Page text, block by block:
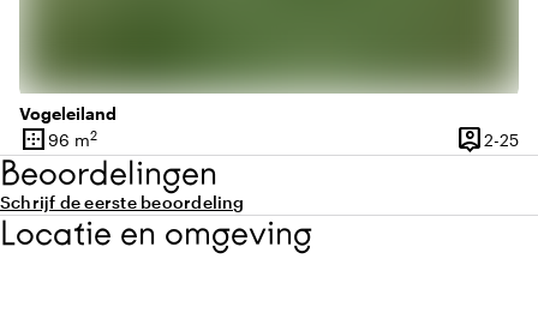
Vogeleiland
border_outer
Oppervlakte
96 m2 person_pin2-252
Beoordelingen
Schrijf de eerste beoordeling
Locatie en omgeving